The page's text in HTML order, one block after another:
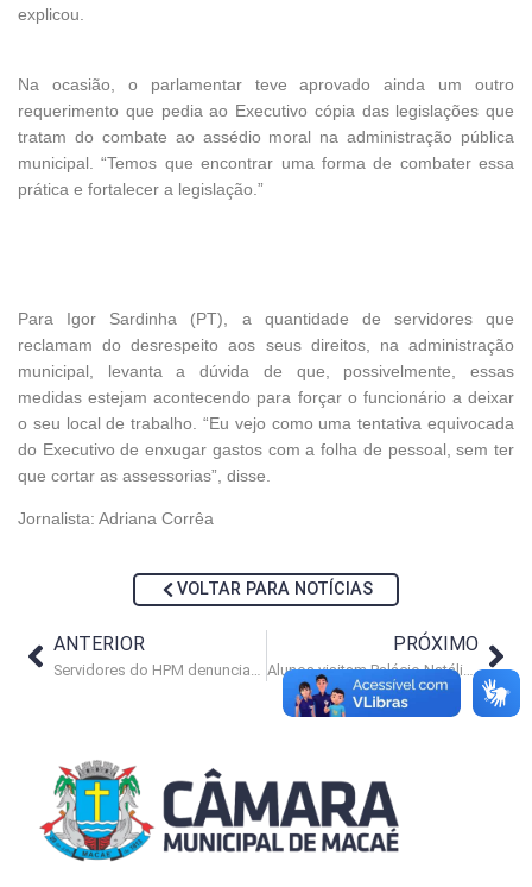
explicou.
Na ocasião, o parlamentar teve aprovado ainda um outro
requerimento que pedia ao Executivo cópia das legislações que
tratam do combate ao assédio moral na administração pública
municipal. “Temos que encontrar uma forma de combater essa
prática e fortalecer a legislação.”
Para Igor Sardinha (PT), a quantidade de servidores que
reclamam do desrespeito aos seus direitos, na administração
municipal, levanta a dúvida de que, possivelmente, essas
medidas estejam acontecendo para forçar o funcionário a deixar
o seu local de trabalho. “Eu vejo como uma tentativa equivocada
do Executivo de enxugar gastos com a folha de pessoal, sem ter
que cortar as assessorias”, disse.
Jornalista: Adriana Corrêa
VOLTAR PARA NOTÍCIAS
ANTERIOR
Servidores do HPM denunciam corte abrupto de auxílio alimentação
PRÓXIMO
Alunos visitam Palácio Natálio Salvador Antunes